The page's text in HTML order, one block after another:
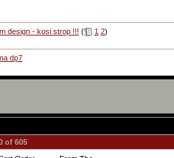
design - kosi strop !!! ( 1 2)
dp7
of 605